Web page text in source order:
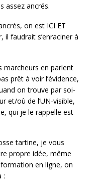
assez ancrés.
on est ICI ET
il faudrait s’enraciner à
marcheurs en parlent
prêt à voir l’évidence,
on trouve par soi-
et/où de l’UN-visible,
qui je le rappelle est
tartine, je vous
propre idée, même
en ligne, on
: